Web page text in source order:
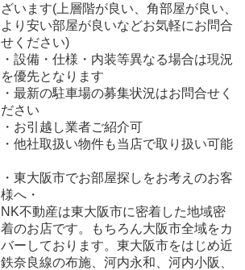
ざいます(上層階が良い、角部屋が良い、
より安い部屋が良いなどお気軽にお問合
せください)
・設備・仕様・内装等異なる場合は現況
を優先となります
・最新の駐車場の募集状況はお問合せく
ださい
・お引越し業者ご紹介可
・他社取扱い物件も当店で取り扱い可能
・東大阪市でお部屋探しをお考えのお客
様へ・
NK不動産は東大阪市に密着した地域密
着のお店です。もちろん大阪市全域をカ
バーしております。東大阪市をはじめ近
鉄奈良線の布施、河内永和、河内小阪、